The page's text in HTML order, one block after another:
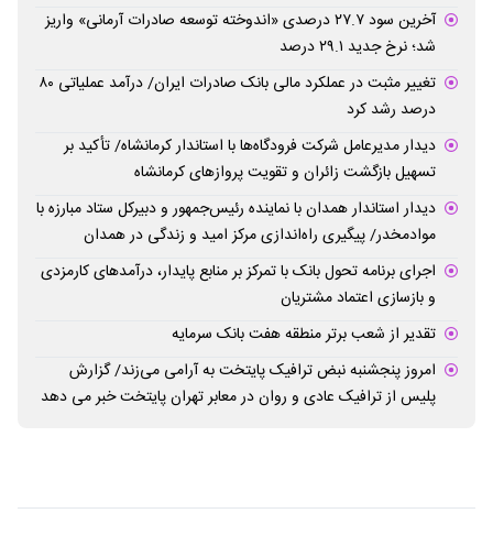
آخرین سود ۲۷.۷ درصدی «اندوخته توسعه صادرات آرمانی» واریز
شد؛ نرخ جدید ۲۹.۱ درصد
تغییر مثبت در عملکرد مالی بانک صادرات ایران/ درآمد عملیاتی ۸۰
درصد رشد کرد
دیدار مدیرعامل شرکت فرودگاه‌ها با استاندار کرمانشاه/ تأکید بر
تسهیل بازگشت زائران و تقویت پروازهای کرمانشاه
دیدار استاندار همدان با نماینده رئیس‌جمهور و دبیرکل ستاد مبارزه با
موادمخدر/ پیگیری راه‌اندازی مرکز امید و زندگی در همدان
اجرای برنامه تحول بانک با تمرکز بر منابع پایدار، درآمدهای کارمزدی
و بازسازی اعتماد مشتریان
تقدیر از شعب برتر منطقه هفت بانک سرمایه
امروز پنجشنبه نبض ترافیک پایتخت به آرامی می‌زند/ گزارش
پلیس از ترافیک عادی و روان در معابر تهران پایتخت خبر می دهد